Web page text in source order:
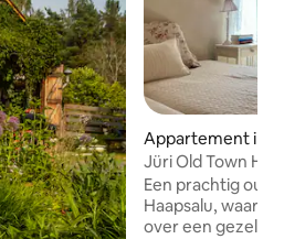
Appartement in
Jüri Old Town
Een prachtig oud
Haapsalu, waar
over een